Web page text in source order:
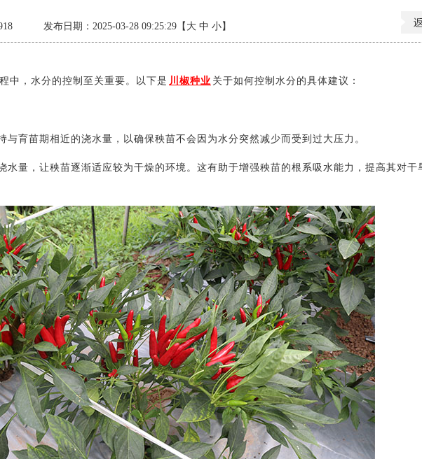
发布日期：2025-03-28 09:25:29【 大 中 小】
中，水分的控制至关重要。以下是 川椒种业 关于如何控制水分的具体建议：
与育苗期相近的浇水量，以确保秧苗不会因为水分突然减少而受到过大压力。
水量，让秧苗逐渐适应较为干燥的环境。这有助于增强秧苗的根系吸水能力，提高其对干